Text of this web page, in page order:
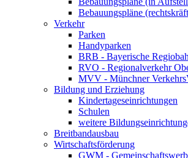
Bebauungspläne
Verkehr
Parken
Handyparken
BRB - Bayerische
RVO - Regionalverkehr
MVV - Münchner
Bildung und Erziehung
Kindertageseinrichtungen
Schulen
weitere
Breitbandausbau
Wirtschaftsförderung
GWM -